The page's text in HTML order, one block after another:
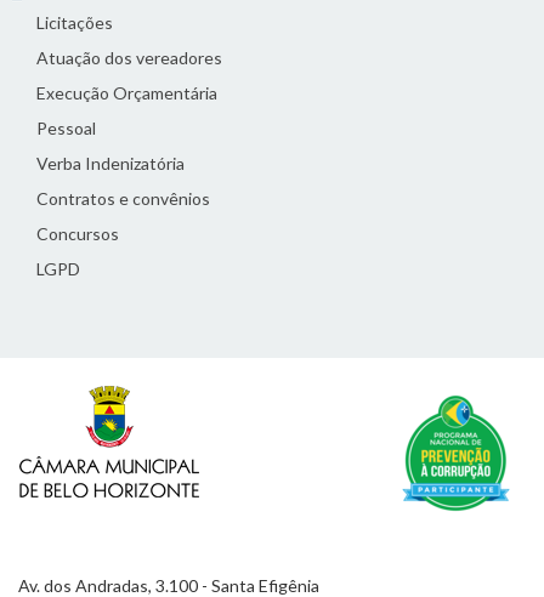
Licitações
Atuação dos vereadores
Execução Orçamentária
Pessoal
Verba Indenizatória
Contratos e convênios
Concursos
LGPD
Av. dos Andradas, 3.100 - Santa Efigênia